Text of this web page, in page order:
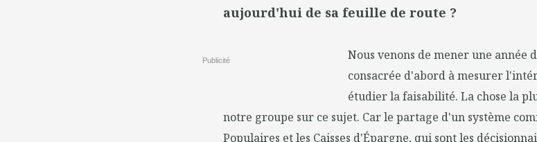
aujourd'hui de sa feuille de route ?
Publicité
Nous venons de mener une année
consacrée d'abord à mesurer
étudier la faisabilité. La chose la
notre groupe sur ce sujet. Car le partage d'un système
Populaires et les Caisses d'Épargne, qui sont les